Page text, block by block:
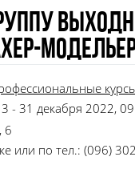
- 31 декабря 2022,
6
или по тел.: (‎096)